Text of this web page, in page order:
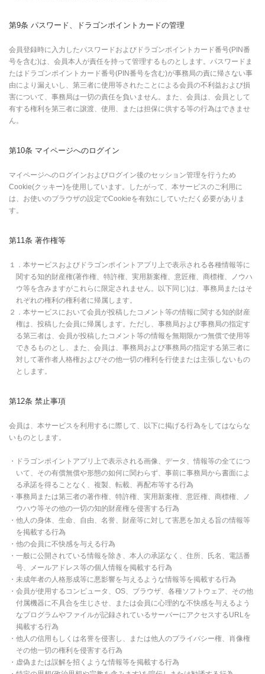
第9条 パスワード、ドラゴンポイントカードの管理
会員登録時に入力したパスワードおよびドラゴンポイントカード番号(PIN番
号を含む)は、会員本人が責任を持って管理するものとします。パスワードま
たはドラゴンポイントカード番号(PIN番号を含む)が事務局の責に帰さない事
由により漏えいし、第三者に使用等されたことによる会員の不利益および損
害について、事務局は一切の責任を負いません。また、会員は、会員として
有する権利を第三者に譲渡、使用、または担保に供する等の行為はできませ
ん。
第10条 マイページへのログイン
マイページへのログインおよびログイン後のセッション管理を行うため
Cookie(クッキー)を使用しています。したがって、本サービスのご利用に
は、お使いのブラウザの設定でCookieを有効にしていただく必要がありま
す。
第11条 著作権等
１．本サービスおよびドラゴンポイントアプリ上で表示される各種情報等に
関する知的財産権(著作権、特許権、実用新案権、意匠権、商標権、ノウハ
ウ等を含みますがこれらに限定されません。以下同じ)は、事務局またはそ
れぞれの権利の権利者に帰属します。
２．本サービスにおいて会員が投稿したコメント等の情報に関する知的財産
権は、投稿した会員に帰属します。ただし、事務局および事務局の指定す
る第三者は、会員が投稿したコメント等の情報を無期限かつ無償で使用等
できるものとし、また、会員は、事務局および事務局の指定する第三者に
対して著作者人格権およびその他一切の権利を行使または主張しないもの
とします。
第12条 禁止事項
会員は、本サービスを利用するに際して、以下に掲げる行為をしてはならな
いものとします。
・ドラゴンポイントアプリ上で表示される画像、データ、情報等の全てにつ
いて、その有償無償や形態の如何に関わらず、事前に事務局から書面によ
る承諾を得ることなく、複製、転載、再配布等する行為
・事務局または第三者の著作権、特許権、実用新案権、意匠権、商標権、ノ
ウハウ等その他の一切の知的財産権を侵害する行為
・他人の身体、生命、自由、名誉、財産等に対して害悪を加える旨の情報等
を掲載する行為
・他の会員に不快感を与える行為
・一般に公開されている情報を除き、本人の承諾なく、住所、氏名、電話番
号、メールアドレス等の個人情報を掲載する行為
・未成年者の人格形成等に悪影響を与えるような情報等を掲載する行為
・会員が使用するコンピュータ、OS、ブラウザ、各種ソフトウェア、その他
付属機器に不具合を生じさせ、または会員に心理的な不快感を与えるよう
なプログラムやファイルが記録されているサーバーにアクセスするURLを
掲載する行為
・他人の信用もしくは名誉を侵害し、または他人のプライバシー権、肖像権
その他一切の権利を侵害する行為
・虚偽または誤解を招くような情報等を掲載する行為